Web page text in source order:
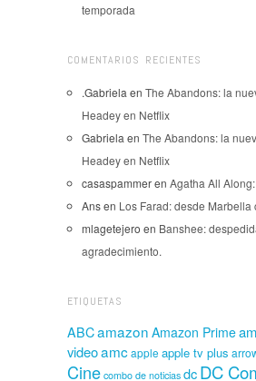
temporada
COMENTARIOS RECIENTES
.Gabriela en The Abandons: la
Headey en Netflix
Gabriela en The Abandons: la
Headey en Netflix
casaspammeren Agatha All
Ansen Los Farad: desde Marbella
mlagetejero en Banshee:
agradecimiento.
ETIQUETAS
ABCamazon Amazon Prime
videoamcapple apple tv plus
Cine combo de noticias dcDC